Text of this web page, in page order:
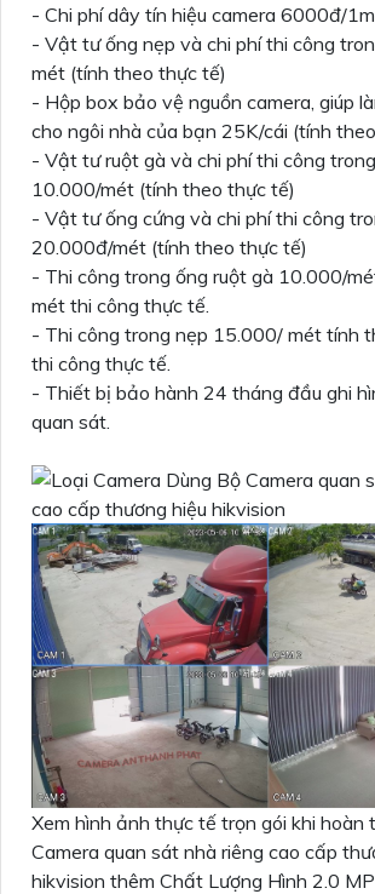
- Chi phí dây tín hiệu camera 6000đ/1m
- Vật tư ống nẹp và chi phí thi công
mét (tính theo thực tế)
- Hộp box bảo vệ nguồn camera, giúp
cho ngôi nhà của bạn 25K/cái (tính
- Vật tư ruột gà và chi phí thi công
10.000/mét (tính theo thực tế)
- Vật tư ống cứng và chi phí thi công
20.000đ/mét (tính theo thực tế)
- Thi công trong ống ruột gà 10.000/
mét thi công thực tế.
- Thi công trong nẹp 15.000/ mét tính
thi công thực tế.
- Thiết bị bảo hành 24 tháng đầu ghi
quan sát.
Xem hình ảnh thực tế trọn gói khi hoàn
Camera quan sát nhà riêng cao cấp
hikvision thêm Chất Lượng Hình 2.0